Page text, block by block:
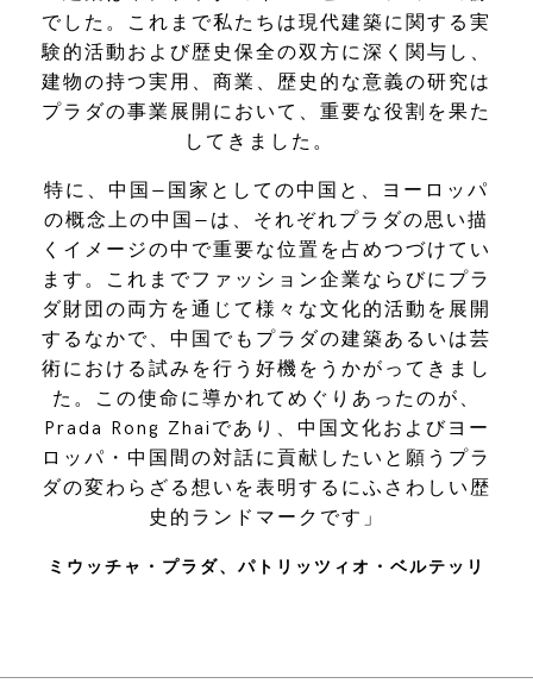
でした。これまで私たちは現代建築に関する実
験的活動および歴史保全の双方に深く関与し、
建物の持つ実用、商業、歴史的な意義の研究は
プラダの事業展開において、重要な役割を果た
してきました。
特に、中国―国家としての中国と、ヨーロッパ
の概念上の中国―は、それぞれプラダの思い描
くイメージの中で重要な位置を占めつづけてい
ます。これまでファッション企業ならびにプラ
ダ財団の両方を通じて様々な文化的活動を展開
するなかで、中国でもプラダの建築あるいは芸
術における試みを行う好機をうかがってきまし
た。この使命に導かれてめぐりあったのが、
Prada Rong Zhaiであり、中国文化およびヨー
ロッパ・中国間の対話に貢献したいと願うプラ
ダの変わらざる想いを表明するにふさわしい歴
史的ランドマークです」
ミウッチャ・プラダ、パトリッツィオ・ベルテッリ